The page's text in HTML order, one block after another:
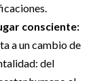
consciente:
a un cambio de
del